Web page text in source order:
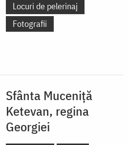
Locuri de pelerinaj
Fotografii
Sfânta Muceniță
Ketevan, regina
Georgiei